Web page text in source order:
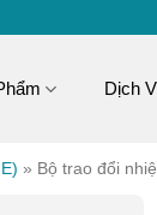
Dịch
» Bộ trao đổi